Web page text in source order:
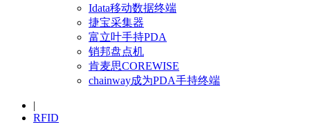
Idata移动数据终端
捷宝采集器
富立叶手持PDA
销邦盘点机
肯麦思COREWISE
chainway成为PDA手持终端
|
RFID